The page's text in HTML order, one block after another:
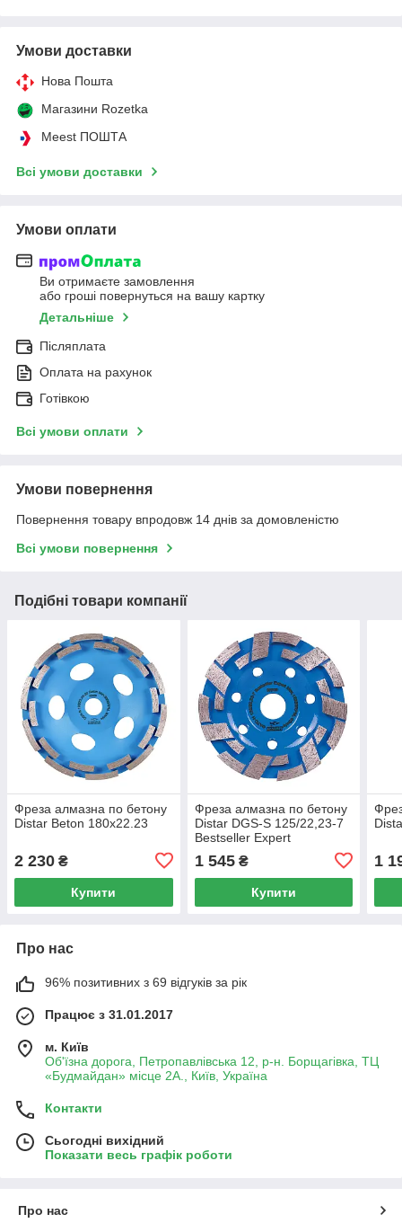
Умови доставки
Нова Пошта
Магазини Rozetka
Meest ПОШТА
Всі умови доставки
Умови оплати
Ви отримаєте замовлення
або гроші повернуться на вашу картку
Детальніше
Післяплата
Оплата на рахунок
Готівкою
Всі умови оплати
Умови повернення
Повернення товару впродовж 14 днів за домовленістю
Всі умови повернення
Подібні товари компанії
Фреза алмазна по бетону
Distar Beton 180x22.23
2 230 ₴
Купити
Фреза алмазна по бетону
Distar DGS-S 125/22,23-7
Bestseller Expert
1 545₴
Купити
1
Про нас
96% позитивних з 69 відгуків за рік
Працює з 31.01.2017
м. Київ
Об'їзна дорога, Петропавлівська 12, р-н. Борщагівка, ТЦ
«Будмайдан» місце 2А., Київ, Україна
Контакти
Сьогодні вихідний
Показати весь графік роботи
Про нас